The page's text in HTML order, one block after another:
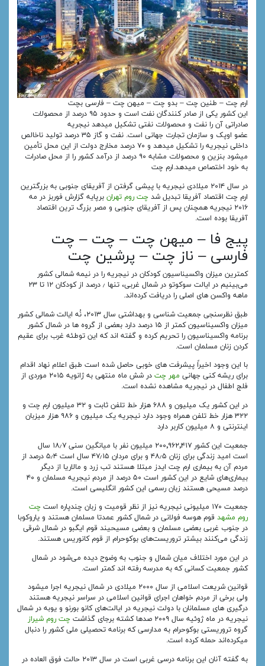
ارم چت – طنین چت – بدو چت – میهن چت – فارسی بچت
این کشور یکی از صادر کنندگان نفت است و حدود ۹۵ درصد از محصولات
صادراتی آن را نفت و محصولات نفتی تشکیل میدهد نیجریه
عضو اوپک و سازمان تجارت جهانی است. نفت و گاز ۳۵ درصد تولید ناخالص
داخلی نیجریه را تشکیل میدهد و ۷۰ درصد مخارج دولت از این محل تأمین
میشود بنزین و محصولات مشابه ۹۰ درصد از درآمد کشور را از محل صادرات
به خود اختصاص میدهد.ارم چت
در سال ۲۰۱۴ میلادی نیجریه با پیشی گرفتن از آفریقای جنوبی به بزرگترین
ارم چت اقتصاد آفریقا تبدیل شد چت روم تهرانبرپایه گزارش فوربز در مه
۲۰۱۶ نیجریه همچنان پس از آفریقای جنوبی و مصر بزرگ ترین اقتصاد
آفریقا بوده‌ است.
پیج فا – میهن چت – چت – چت
فارسی – ناز چت – پرشین چت
کمترین میزان واکسیناسیون کودکان در نیجریه را در نیمه شمالی کشور
می‌بینیم در ایالت سوکوتو در شمال غربی، تنها ٫ درصد از کودکان ۱۲ تا ۲۳
ماهه واکسن‌ های اصلی را دریافت کرده‌اند.
طبق نظرسنجی جمعیت‌ شناسی و بهداشتی سال ۲۰۱۳، نُه ایالت شمالی کشور
میزان واکسیناسیون کمتر از ۱۵ درصد دارد بعضی از گروه‌ ها در شمال کشور
برنامه واکسیناسیون را تحریم کرده و گفته‌ اند که این توطئه غرب برای عقیم
کردن زنان مسلمان است.
با این وجود اخیراً پیشرفت‌ های خوبی حاصل شده‌ است طبق اعلام نهاد اقدام
برای ریشه کنی جهانی مهر چت
در شش ماه منتهی به ژانویه ۲۰۱۵ موردی از
فلج اطفال در نیجریه مشاهده نشده‌ است.
در این کشور یک میلیون و ۶۸۸ هزار خط تلفن ثابت و ۳۲ میلیون ارم چت و
۳۲۲ هزار خط تلفن همراه وجود دارد نیجریه یک میلیون و ۹۸۶ هزار میزبان
اینترنتی و ۸ میلیون کاربر دارد
جمعیت این کشور ۲۰۰٬۹۶۲٬۴۱۷ میلیون نفر با میانگین سنی ۱۸٫۷ سال
است امید زندگی برای زنان ۴۸٫۵ و برای مردان ۴۷٫۱۵ سال است ۵٫۴ درصد از
مردم آن به بیماری ارم چت ایدز مبتلا هستند تب زرد و مالاریا از دیگر
بیماری‌های شایع در این کشور است ۵۰ درصد از مردم نیجریه مسلمان و ۴۰
درصد مسیحی هستند زبان رسمی این کشور انگلیسی است.
جمعیت ۱۷۰ میلیونی نیجریه نیز از نظر قومیت و زبان چندپاره است
چت
روم مشهدقوم هوسه فولانی در شمال کشور عمدتا مسلمان هستند و یاروکوبا
در جنوب غربی بعضی مسلمان و بعضی مسیحیند قوم ایگبو در شمال شرقی
زندگی می‌کنند بیشتر تروریست‌های بوکوحرام از قوم کانوریس هستند.
در این مورد اختلاف میان شمال و جنوب به وضوح دیده می‌شود در شمال
کشور جمعیت کسانی که به مدرسه رفته‌ اند کمتر است.
قوانین شریعت اسلامی از سال ۲۰۰۰ میلادی در شمال نیجریه اجرا میشود
ولی برخی از مردم خواهان اجرای قوانین اسلامی در سراسر نیجریه هستند
درگیری‌ های مسلمانان با دولت نیجریه در ایالت‌های کانو بورنو و یوبه در شمال
نیجریه در ماه ژوئیه سال ۲۰۰۹ صدها کشته برجای گذاشت
چت روم شیراز
گروه تروریستی بوکوحرام به مدارسی که برنامه تحصیلی ملی کشور را دنبال
میکرده‌اند حمله کرده‌ است.
به گفته آنان این برنامه درسی غربی است در سال ۲۰۱۳ حالت فوق‌ العاده در